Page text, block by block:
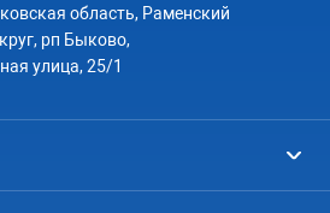
область, Раменский
рп Быково,
улица, 25/1